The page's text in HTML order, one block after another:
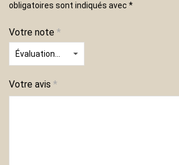
obligatoires sont indiqués avec *
Votre note *
Votre avis *